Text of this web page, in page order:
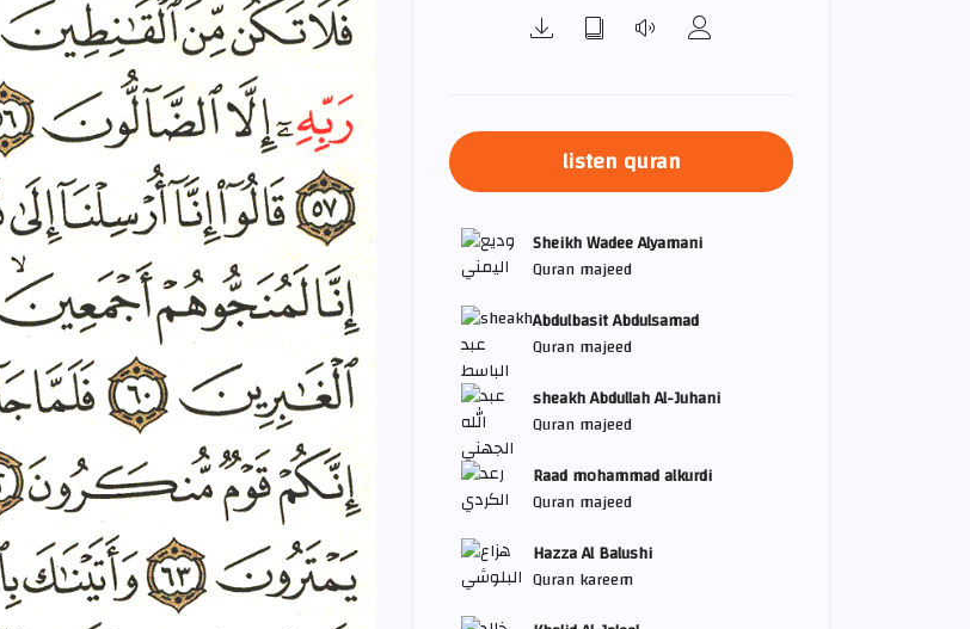
listen quran
Sheikh Wadee Alyamani
Quran majeed
Abdulbasit Abdulsamad
Quran majeed
sheakh Abdullah Al-Juhani
Quran majeed
Raad mohammad alkurdi
Quran majeed
Hazza Al Balushi
Quran kareem